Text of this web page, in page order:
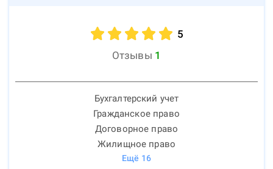
5
Отзывы 1
Бухгалтерский учет
Гражданское право
Договорное право
Жилищное право
Ещё 16